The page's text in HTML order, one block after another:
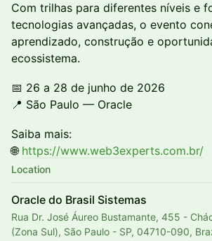
Com trilhas para diferentes níveis e
tecnologias avançadas, o evento
aprendizado, construção e
ecossistema.
📅 26 a 28 de junho de 2026
📍 São Paulo — Oracle
Saiba mais:
🌐 https://www.web3experts.com.br/
Location
Oracle do Brasil Sistemas
Rua Dr. José Áureo Bustamante, 455 -
(Zona Sul), São Paulo - SP, 04710-090,